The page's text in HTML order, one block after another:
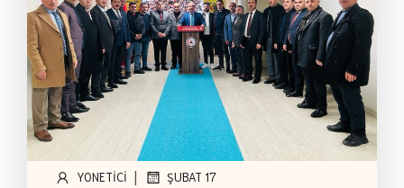
YONETICI | ŞUBAT 17